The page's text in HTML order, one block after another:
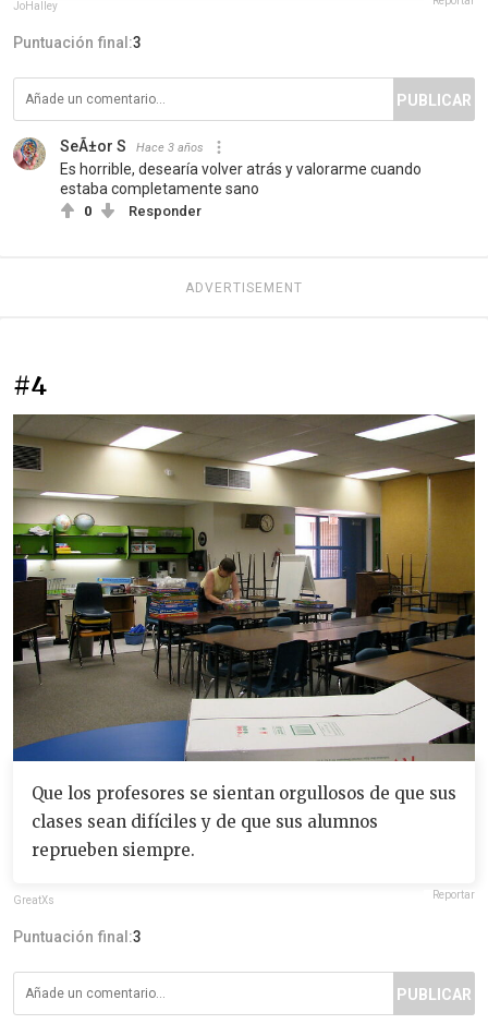
JoHalley
Puntuación final:3
PUBLICAR
SeÃ±or S Hace 3 años
Es horrible, desearía volver atrás y valorarme cuando
estaba completamente sano
0 Responder
ADVERTISEMENT
#4
Que los profesores se sientan orgullosos de que sus
clases sean difíciles y de que sus alumnos
reprueben siempre.
GreatXs Reportar
Puntuación final:3
PUBLICAR